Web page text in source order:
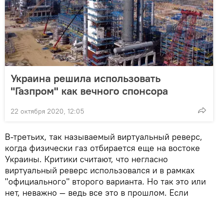
Украина решила использовать
"Газпром" как вечного спонсора
22 октября 2020, 12:05
В-третьих, так называемый виртуальный реверс,
когда физически газ отбирается еще на востоке
Украины. Критики считают, что негласно
виртуальный реверс использовался и в рамках
"официального" второго варианта. Но так это или
нет, неважно — ведь все это в прошлом. Если